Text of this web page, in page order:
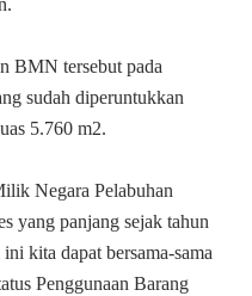
BMN tersebut pada
sudah diperuntukkan
5.760 m2.
Negara Pelabuhan
yang panjang sejak tahun
kita dapat bersama-sama
Penggunaan Barang